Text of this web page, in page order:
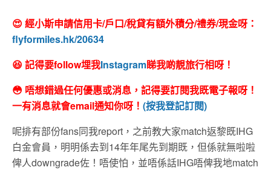
😍 經小斯申請信用卡/戶口/稅貸有額外積分/禮券/現金呀：
flyformiles.hk/20634
😆 記得要follow埋我Instagram睇我啲靚旅行相呀！
😳 唔想錯過任何優惠或消息，記得要訂閱我既電子報呀！
一有消息就會email通知你呀！ (按我登記訂閱)
呢排有部份fans同我report，之前教大家match返黎既IHG
白金會員，明明係去到14年年尾先到期既，但係就無啦啦
俾人downgrade佐！唔使怕，並唔係話IHG唔俾我地match